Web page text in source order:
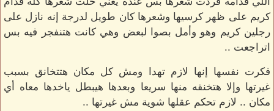
كريم على ظهر كرسيها وشعرها كان طويل لدرجة إنه نازل على
رجلين كريم وهو وأمل بصوا لبعض وهي كانت هتنفجر فيه بس
اتراجعت ..
فكرت نفسها إنها لازم تهدا ومش كل مكان هتتخانق بسبب
غيرتها وإلا هتخنقه منها سريعا وبعدها هيبطل ياخدها معاه أي
مكان .. لازم تحكم عقلها شوية مش غيرتها ..